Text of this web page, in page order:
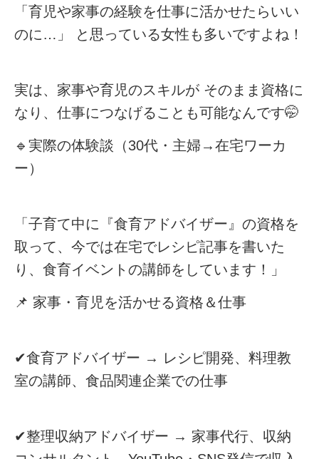
「育児や家事の経験を仕事に活かせたらいい
のに…」
と思っている女性も多いですよね！
実は、家事や育児のスキルが そのまま資格に
なり、仕事につなげることも可能なんです🤭
🔹 実際の体験談（30代・主婦→在宅ワーカ
ー）
「子育て中に『食育アドバイザー』の資格を
取って、今では在宅でレシピ記事を書いた
り、食育イベントの講師をしています！」
📌 家事・育児を活かせる資格＆仕事
✔︎食育アドバイザー → レシピ開発、料理教
室の講師、食品関連企業での仕事
✔︎整理収納アドバイザー → 家事代行、収納